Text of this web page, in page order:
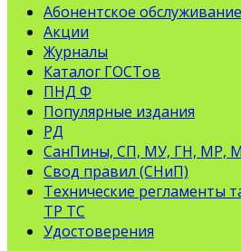
Абонентское
Акции
Журналы
Каталог ГОСТов
ПНД Ф
Популярные издания
РД
СанПины, СП, МУ, ГН, МР,
Свод правил (СНиП)
Технические регламенты
ТР ТС
Удостоверения